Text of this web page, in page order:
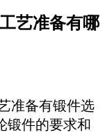
艺准备有哪
准备有锻件选
锻件的要求和